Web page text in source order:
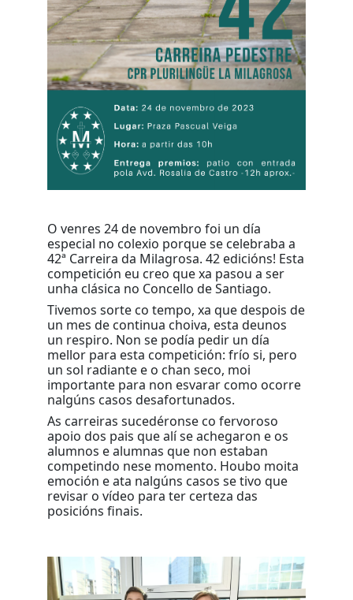
O venres 24 de novembro foi un día
especial no colexio porque se celebraba a
42ª Carreira da Milagrosa. 42 edicións! Esta
competición eu creo que xa pasou a ser
unha clásica no Concello de Santiago.
Tivemos sorte co tempo, xa que despois de
un mes de continua choiva, esta deunos
un respiro. Non se podía pedir un día
mellor para esta competición: frío si, pero
un sol radiante e o chan seco, moi
importante para non esvarar como ocorre
nalgúns casos desafortunados.
As carreiras sucedéronse co fervoroso
apoio dos pais que alí se achegaron e os
alumnos e alumnas que non estaban
competindo nese momento. Houbo moita
emoción e ata nalgúns casos se tivo que
revisar o vídeo para ter certeza das
posicións finais.